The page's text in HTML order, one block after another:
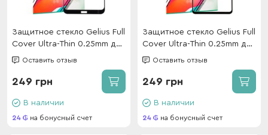
Защитное стекло Gelius Full
Cover Ultra-Thin 0.25mm для
Xiaomi Redmi Note 8T Black
Оставить отзыв
249 грн
В наличии
24 на бонусный счет
Защитное стекло Gelius Full
Cover Ultra-Thin 0.25mm для
Samsung A515 (A51) Black
Оставить отзыв
249 грн
В наличии
24 на бонусный счет